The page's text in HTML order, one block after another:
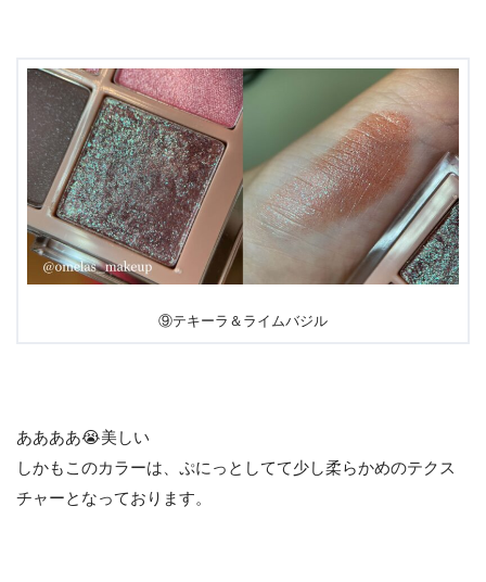
⑨テキーラ＆ライムバジル
ああああ😭美しい
しかもこのカラーは、ぷにっとしてて少し柔らかめのテクス
チャーとなっております。